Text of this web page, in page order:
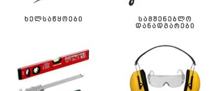
ხელსაწყოები
სამშენებლო
დანადგარები